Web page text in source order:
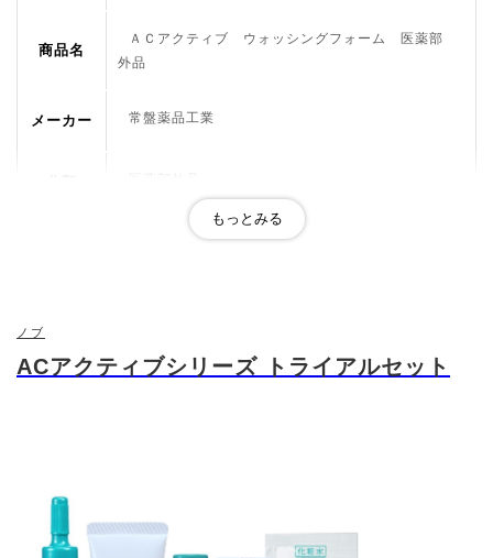
商品名
ＡＣアクティブ ウォッシングフォーム 医薬部
外品
メーカー 常盤薬品工業
脂性肌、思春期、メンズにも アレルギーテスト済
水、濃グリセリン、Ｎ－ヤシ油脂肪酸アシルグリシ
ノブ
ACアクティブシリーズ トライアルセット